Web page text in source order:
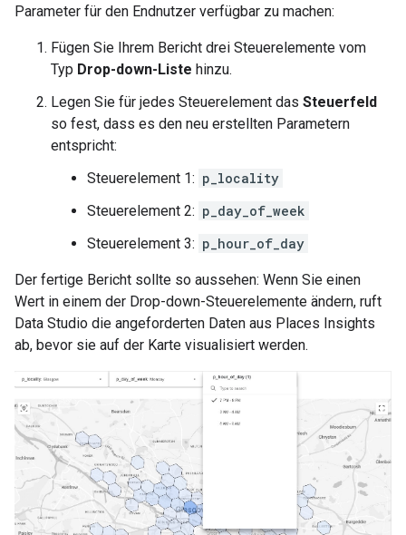
Parameter für den Endnutzer verfügbar zu machen:
Fügen Sie Ihrem Bericht drei Steuerelemente vom
Typ Drop-down-Liste hinzu.
Legen Sie für jedes Steuerelement das Steuerfeld
so fest, dass es den neu erstellten Parametern
entspricht:
Steuerelement 1: p_locality
Steuerelement 2: p_day_of_week
Steuerelement 3: p_hour_of_day
Der fertige Bericht sollte so aussehen: Wenn Sie einen
Wert in einem der Drop-down-Steuerelemente ändern, ruft
Data Studio die angeforderten Daten aus Places Insights
ab, bevor sie auf der Karte visualisiert werden.